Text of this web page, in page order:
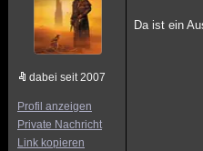
dabei seit 2007
Profil anzeigen
Private Nachricht
Link kopieren
Da ist ein